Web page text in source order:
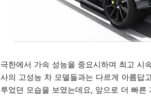
극한에서 가속 성능을 중요시하며 최고
사의 고성능 차 모델들과는 다르게 아름답
루었던 모습을 보였는데요, 앞으로 더 빠